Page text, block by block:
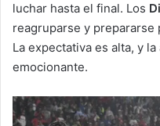
luchar hasta el final. Los
reagruparse y
La expectativa es alta, y
emocionante.